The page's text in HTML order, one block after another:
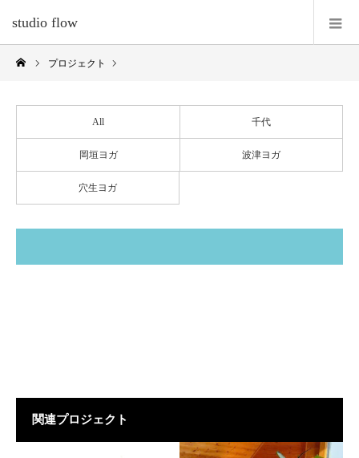
studio flow
プロジェクト
All 千代
岡垣ヨガ 波津ヨガ
穴生ヨガ
関連プロジェクト